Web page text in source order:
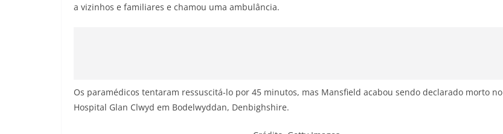
a vizinhos e familiares e chamou uma ambulância.
Os paramédicos tentaram ressuscitá-lo por 45 minutos, mas Mansfield acabou sendo declarado morto no
Hospital Glan Clwyd em Bodelwyddan, Denbighshire.